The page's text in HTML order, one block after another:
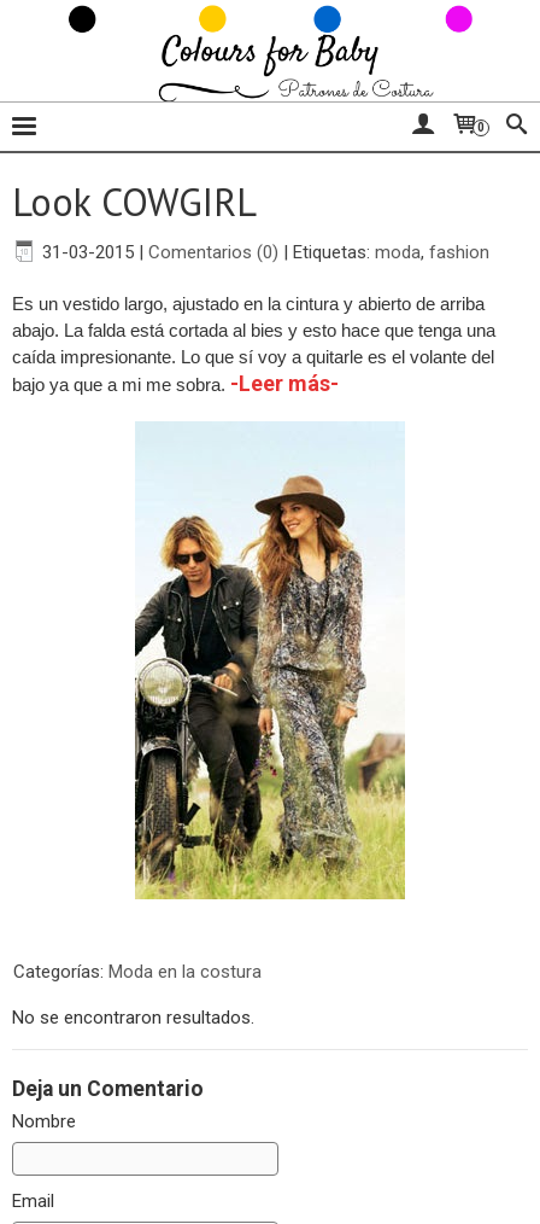
0
Look COWGIRL
31-03-2015 | Comentarios (0) | Etiquetas: moda, fashion
Es un vestido largo, ajustado en la cintura y abierto de arriba
abajo. La falda está cortada al bies y esto hace que tenga una
caída impresionante. Lo que sí voy a quitarle es el volante del
bajo ya que a mi me sobra. -Leer más-
Categorías: Moda en la costura
No se encontraron resultados.
Deja un Comentario
Nombre
Email